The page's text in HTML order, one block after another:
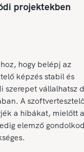
projektekben
hogy belépj az
képzés stabil és
szerepet vállalhatsz
A
a hibákat, mielőtt
elemző